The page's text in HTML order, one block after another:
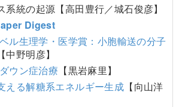
系統の起源【高田豊行／城石俊彦】
Digest
ル生理学・医学賞：小胞輸送の分子
【中野明彦】
ウン症治療 【黒岩麻里】
える解糖系エネルギー生成 【向山洋